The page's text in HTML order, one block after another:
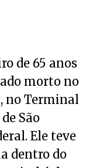
de 65 anos
morto no
no Terminal
São
Ele teve
dentro do